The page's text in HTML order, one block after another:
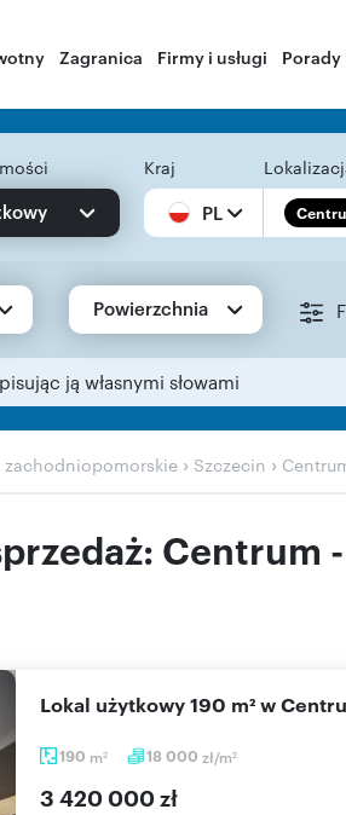
Zagranica Firmy i usługi Porady
Kraj
PL
Powierzchnia
ją własnymi słowami
zachodniopomorskie › Szczecin ›
Centrum
190 m2 18 000 zł/m2
Lokal użytkowy 190 m² w
3 420 000 zł